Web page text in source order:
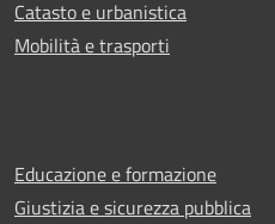
Catasto e urbanistica
Mobilità e trasporti
Educazione e formazione
Giustizia e sicurezza pubblica